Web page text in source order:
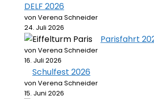
DELF 2026
von Verena Schneider
24. Juli 2026
Parisfahrt
von Verena Schneider
16. Juli 2026
Schulfest 2026
von Verena Schneider
15. Juni 2026